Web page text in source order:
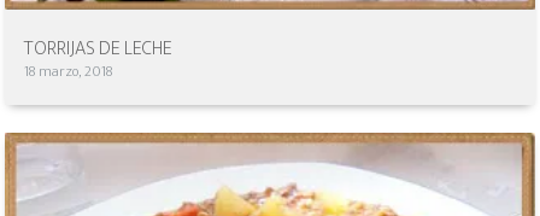
TORRIJAS DE LECHE
18 marzo, 2018